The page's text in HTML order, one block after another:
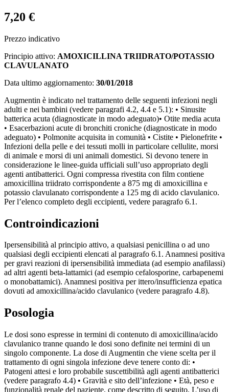
7,20 €
Prezzo indicativo
Principio attivo: AMOXICILLINA TRIIDRATO/POTASSIO
CLAVULANATO
Data ultimo aggiornamento: 30/01/2018
Augmentin è indicato nel trattamento delle seguenti infezioni negli
adulti e nei bambini (vedere paragrafi 4.2, 4.4 e 5.1): • Sinusite
batterica acuta (diagnosticate in modo adeguato)• Otite media acuta
• Esacerbazioni acute di bronchiti croniche (diagnosticate in modo
adeguato) • Polmonite acquisita in comunità • Cistite • Pielonefrite •
Infezioni della pelle e dei tessuti molli in particolare cellulite, morsi
di animale e morsi di uni animali domestici. Si devono tenere in
considerazione le linee-guida ufficiali sull’uso appropriato degli
agenti antibatterici. Ogni compressa rivestita con film contiene
amoxicillina triidrato corrispondente a 875 mg di amoxicillina e
potassio clavulanato corrispondente a 125 mg di acido clavulanico.
Per l’elenco completo degli eccipienti, vedere paragrafo 6.1.
Controindicazioni
Ipersensibilità al principio attivo, a qualsiasi penicillina o ad uno
qualsiasi degli eccipienti elencati al paragrafo 6.1. Anamnesi positiva
per gravi reazioni di ipersensibilità immediata (ad esempio anafilassi)
ad altri agenti beta-lattamici (ad esempio cefalosporine, carbapenemi
o monobattamici). Anamnesi positiva per ittero/insufficienza epatica
dovuti ad amoxicillina/acido clavulanico (vedere paragrafo 4.8).
Posologia
Le dosi sono espresse in termini di contenuto di amoxicillina/acido
clavulanico tranne quando le dosi sono definite nei termini di un
singolo componente. La dose di Augmentin che viene scelta per il
trattamento di ogni singola infezione deve tenere conto di: •
Patogeni attesi e loro probabile suscettibilità agli agenti antibatterici
(vedere paragrafo 4.4) • Gravità e sito dell’infezione • Età, peso e
funzionalità renale del paziente, come descritto di seguito. L’uso di